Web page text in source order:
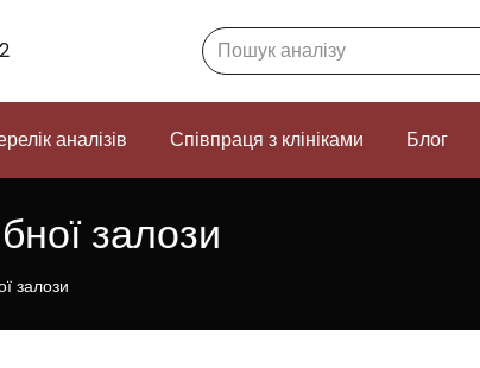
Search:
аналізів Співпраця з клініками Блог
залози
залози